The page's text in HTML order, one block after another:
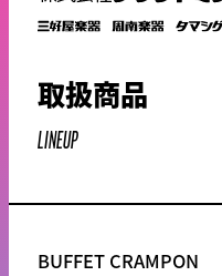
取扱商品
LINEUP
BUFFET CRAMPON